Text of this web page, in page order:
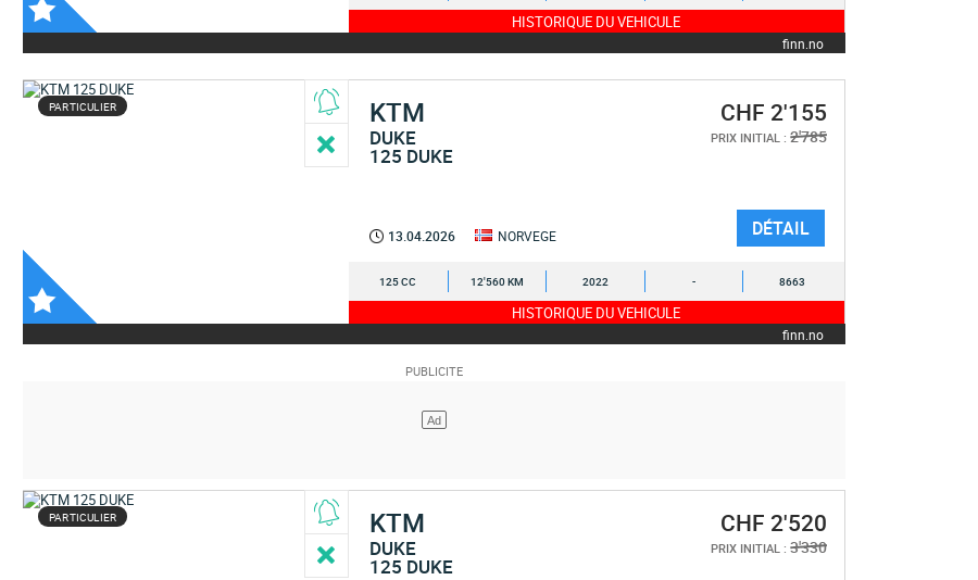
HISTORIQUE DU VEHICULE
finn.no
PARTICULIER KTM
DUKE
125 DUKE
CHF 2'155
PRIX INITIAL : 2'785
13.04.2026 NORVEGE DÉTAIL
125 CC 12'560 KM 2022 - 8663
HISTORIQUE DU VEHICULE
finn.no
PARTICULIER KTM
DUKE
125 DUKE
CHF 2'520
PRIX INITIAL : 3'330